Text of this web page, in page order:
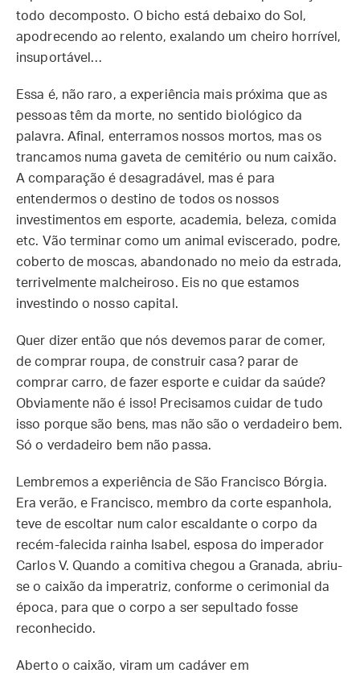
todo decomposto. O bicho está debaixo do Sol,
apodrecendo ao relento, exalando um cheiro horrível,
insuportável…
Essa é, não raro, a experiência mais próxima que as
pessoas têm da morte, no sentido biológico da
palavra. Afinal, enterramos nossos mortos, mas os
trancamos numa gaveta de cemitério ou num caixão.
A comparação é desagradável, mas é para
entendermos o destino de todos os nossos
investimentos em esporte, academia, beleza, comida
etc. Vão terminar como um animal eviscerado, podre,
coberto de moscas, abandonado no meio da estrada,
terrivelmente malcheiroso. Eis no que estamos
investindo o nosso capital.
Quer dizer então que nós devemos parar de comer,
de comprar roupa, de construir casa? parar de
comprar carro, de fazer esporte e cuidar da saúde?
Obviamente não é isso! Precisamos cuidar de tudo
isso porque são bens, mas não são o verdadeiro bem.
Só o verdadeiro bem não passa.
Lembremos a experiência de São Francisco Bórgia.
Era verão, e Francisco, membro da corte espanhola,
teve de escoltar num calor escaldante o corpo da
recém-falecida rainha Isabel, esposa do imperador
Carlos V. Quando a comitiva chegou a Granada, abriu-
se o caixão da imperatriz, conforme o cerimonial da
época, para que o corpo a ser sepultado fosse
reconhecido.
Aberto o caixão, viram um cadáver em